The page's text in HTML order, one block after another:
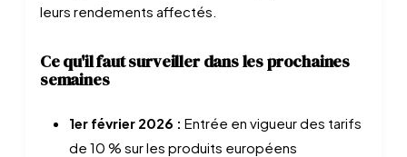
leurs rendements affectés.
Ce qu'il faut surveiller dans les prochaines
semaines
1er février 2026 : Entrée en vigueur des tarifs
de 10 % sur les produits européens